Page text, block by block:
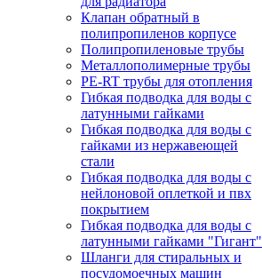
Клапан обратный в
полипропиленов корпусе
Полипропиленовые трубы
Металлополимерные трубы
PE-RT трубы для отопления
Гибкая подводка для воды с
латунными гайками
Гибкая подводка для воды с
гайками из нержавеющей
стали
Гибкая подводка для воды с
нейлоновой оплеткой и пвх
покрытием
Гибкая подводка для воды с
латунными гайками "Гигант"
Шланги для стиральных и
посудомоечных машин